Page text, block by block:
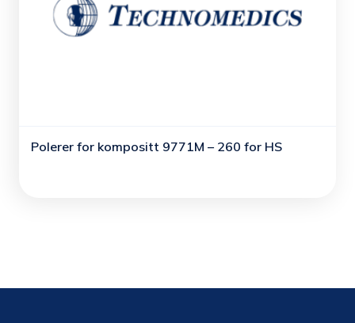
Polerer for kompositt 9771M – 260 for HS